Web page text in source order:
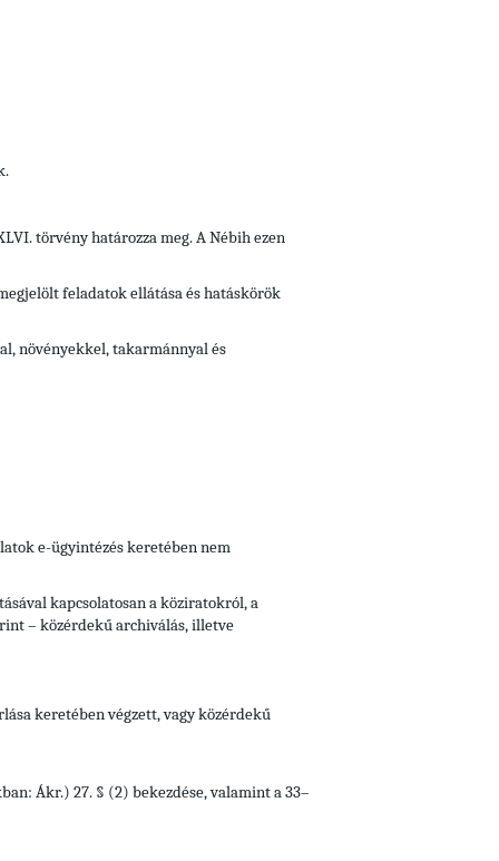
törvény határozza meg. A Nébih ezen
feladatok ellátása és hatáskörök
növényekkel, takarmánnyal és
e-ügyintézés keretében nem
kapcsolatosan a köziratokról, a
– közérdekű archiválás, illetve
keretében végzett, vagy közérdekű
Ákr.) 27. § (2) bekezdése, valamint a 33–